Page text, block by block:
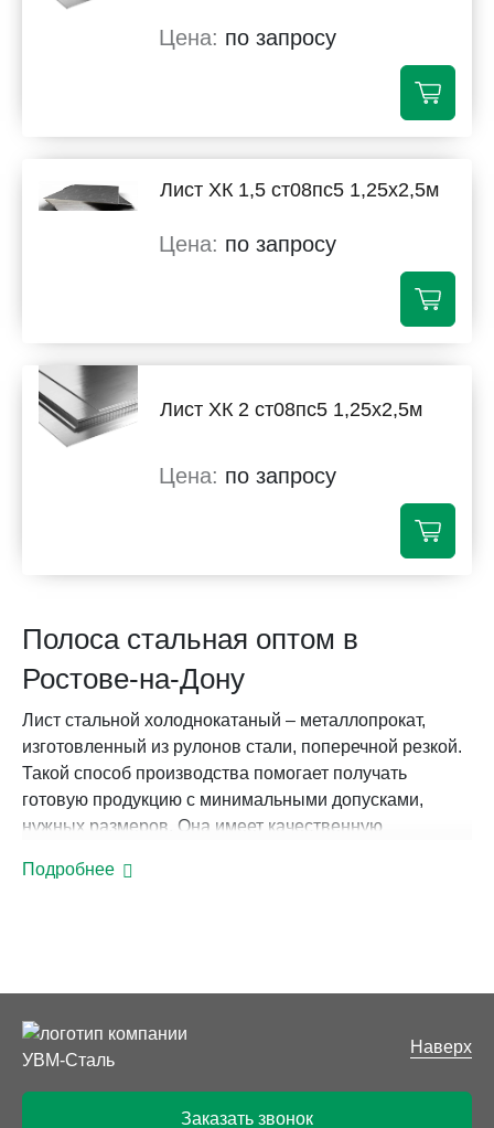
по запросу
Лист ХК 1,5 ст08пс5 1,25х2,5м
по запросу
Лист ХК 2 ст08пс5 1,25х2,5м
по запросу
Полоса стальная оптом в
Ростове-на-Дону
Лист стальной холоднокатаный – металлопрокат,
изготовленный из рулонов стали, поперечной резкой.
Такой способ производства помогает получать
готовую продукцию с минимальными допусками,
нужных размеров. Она имеет качественную
нагрузкам. Благодаря таким характеристикам ее
Холоднокатаная продукция листового
металлопроката востребована в строительстве,
Подробнее
Наверх
Заказать звонок